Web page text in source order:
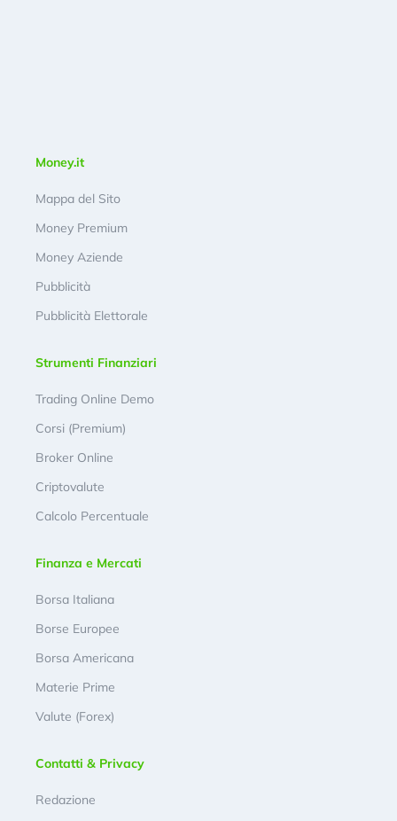
Money.it
Mappa del Sito
Money Premium
Money Aziende
Pubblicità
Pubblicità Elettorale
Strumenti Finanziari
Trading Online Demo
Corsi (Premium)
Broker Online
Criptovalute
Calcolo Percentuale
Finanza e Mercati
Borsa Italiana
Borse Europee
Borsa Americana
Materie Prime
Valute (Forex)
Contatti & Privacy
Redazione